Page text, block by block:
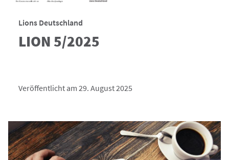
Lions Deutschland
LION 5/2025
Veröffentlicht am 29. August 2025